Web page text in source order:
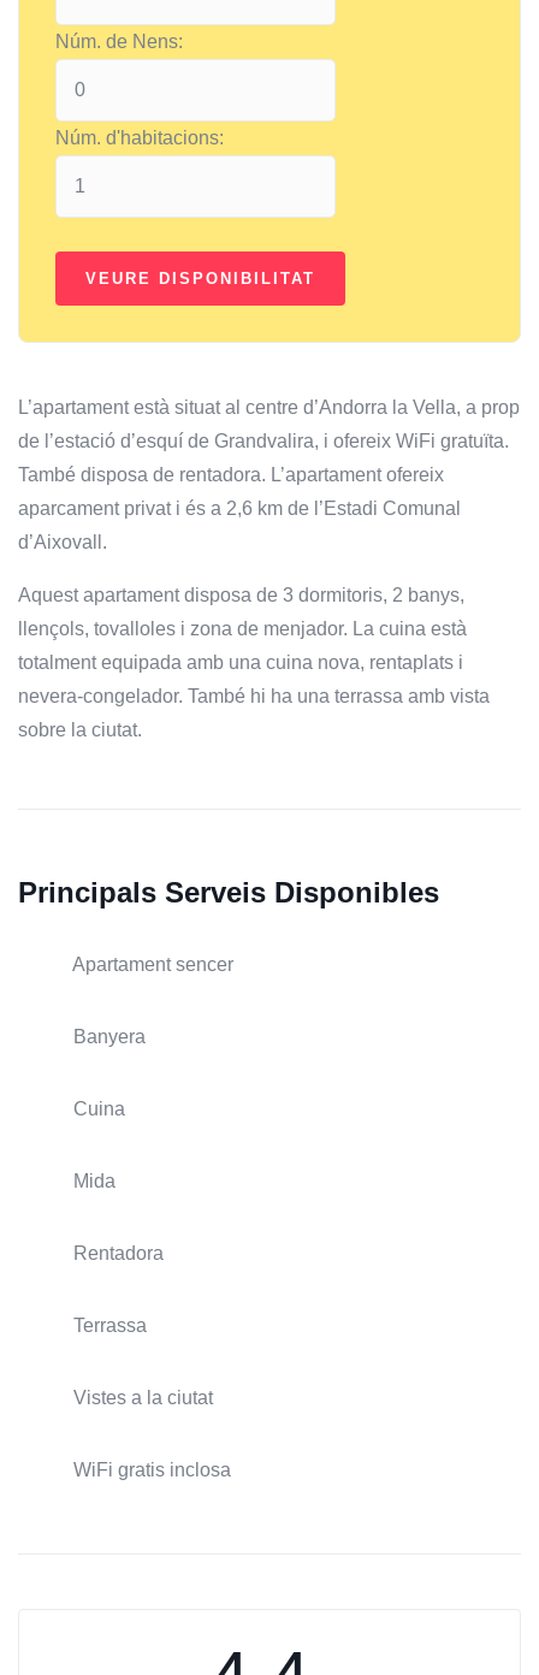
Núm. de Nens:
Núm. d'habitacions:
L’apartament està situat al centre d’Andorra la Vella, a prop
de l’estació d’esquí de Grandvalira, i ofereix WiFi gratuïta.
També disposa de rentadora. L’apartament ofereix
aparcament privat i és a 2,6 km de l’Estadi Comunal
d’Aixovall.
Aquest apartament disposa de 3 dormitoris, 2 banys,
llençols, tovalloles i zona de menjador. La cuina està
totalment equipada amb una cuina nova, rentaplats i
nevera-congelador. També hi ha una terrassa amb vista
sobre la ciutat.
Principals Serveis Disponibles
Apartament sencer
Banyera
Cuina
Mida
Rentadora
Terrassa
Vistes a la ciutat
WiFi gratis inclosa